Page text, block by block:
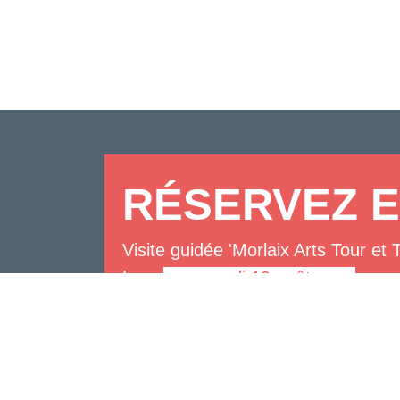
RÉSERVEZ
Visite guidée 'Morlaix Arts Tour et
Le :